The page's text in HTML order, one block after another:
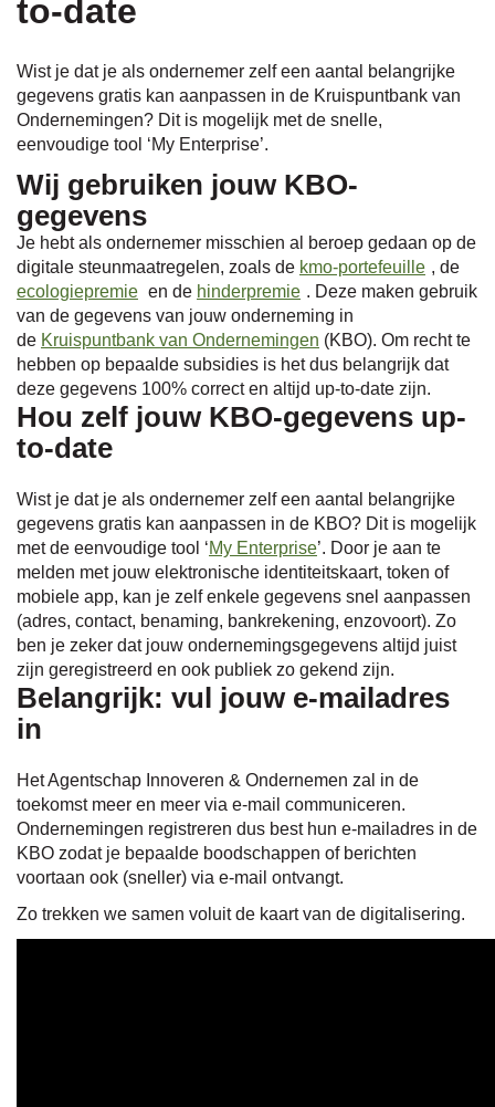
naar
to-date
Wist je dat je als ondernemer zelf een aantal belangrijke
gegevens gratis kan aanpassen in de Kruispuntbank van
Ondernemingen? Dit is mogelijk met de snelle,
eenvoudige tool ‘My Enterprise’.
Wij gebruiken jouw KBO-
gegevens
Je hebt als ondernemer misschien al beroep gedaan op de
digitale steunmaatregelen, zoals de kmo-portefeuille , de
ecologiepremie en de hinderpremie . Deze maken gebruik
van de gegevens van jouw onderneming in
de Kruispuntbank van Ondernemingen (KBO). Om recht te
hebben op bepaalde subsidies is het dus belangrijk dat
deze gegevens 100% correct en altijd up-to-date zijn.
Hou zelf jouw KBO-gegevens up-
to-date
Wist je dat je als ondernemer zelf een aantal belangrijke
gegevens gratis kan aanpassen in de KBO? Dit is mogelijk
met de eenvoudige tool ‘My Enterprise’. Door je aan te
melden met jouw elektronische identiteitskaart, token of
mobiele app, kan je zelf enkele gegevens snel aanpassen
(adres, contact, benaming, bankrekening, enzovoort). Zo
ben je zeker dat jouw ondernemingsgegevens altijd juist
zijn geregistreerd en ook publiek zo gekend zijn.
Belangrijk: vul jouw e-mailadres
in
Het Agentschap Innoveren & Ondernemen zal in de
toekomst meer en meer via e-mail communiceren.
Ondernemingen registreren dus best hun e-mailadres in de
KBO zodat je bepaalde boodschappen of berichten
voortaan ook (sneller) via e-mail ontvangt.
Zo trekken we samen voluit de kaart van de digitalisering.